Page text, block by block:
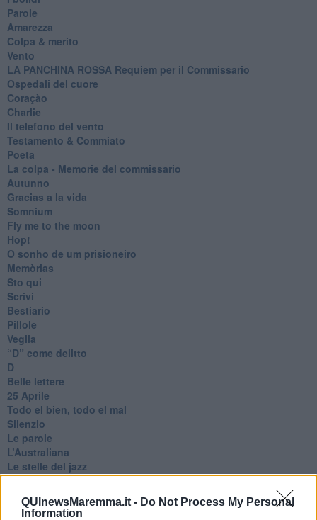
QUInewsMaremma.it - Do Not Process My Personal
Information
Parole
Amarezza
Colpa & merito
Vento
​LA PANCHINA ROSSA Requiem per il Commissario
Ospedali del cuore
Coraçào
Charlie
Il telefono del vento
Testamento & Commiato
Poeta
​La colpa - Memorie del commissario
Autunno
Gracias a la vida
Somnium
Fly me to the moon
Hop!
O sonho de um prisioneiro
Memòrias
Sto qui
Scrivi
Bestiario
Pillole
Veglia
​“D” come delitto
D
Belle lettere
25 Aprile
Todo el bien, todo el mal
Silenzio
Le parole
​L’Australiana
Le stelle del jazz
Vita & morte
Auguri
Moro